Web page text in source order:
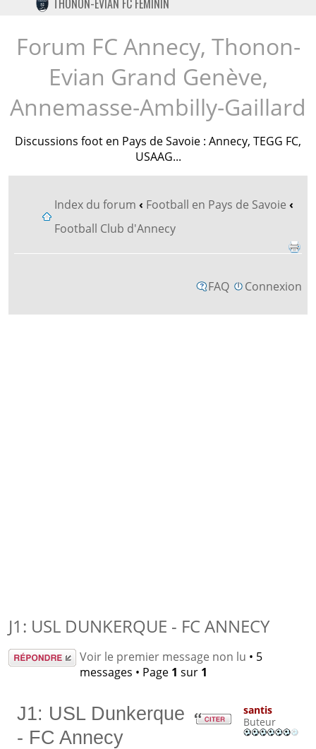
TWITTER
INSTAGRAM
THONON-EVIAN FC FÉMININ
Forum FC Annecy, Thonon-
Evian Grand Genève,
Annemasse-Ambilly-Gaillard
Discussions foot en Pays de Savoie : Annecy, TEGG FC,
USAAG...
Index du forum ‹ Football en Pays de Savoie ‹
Football Club d'Annecy
FAQ Connexion
J1: USL DUNKERQUE - FC ANNECY
Répondre Voir le premier message non lu • 5
messages • Page 1 sur 1
J1: USL Dunkerque
- FC Annecy
santis
Buteur